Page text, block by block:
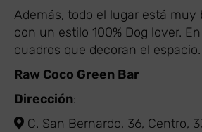
Además, todo el lugar está muy
con un estilo 100% Dog lover.
cuadros que decoran el
Raw Coco Green Bar
Dirección:
C. San Bernardo, 36, Centro,